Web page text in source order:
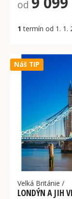
od
1 termín od 1. 1.
Náš TIP
Velká Británie /
LONDÝN A JIH